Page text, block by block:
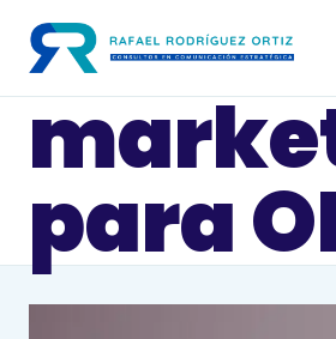
contenido
para